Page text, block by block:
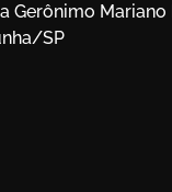
Gerônimo Mariano
SP